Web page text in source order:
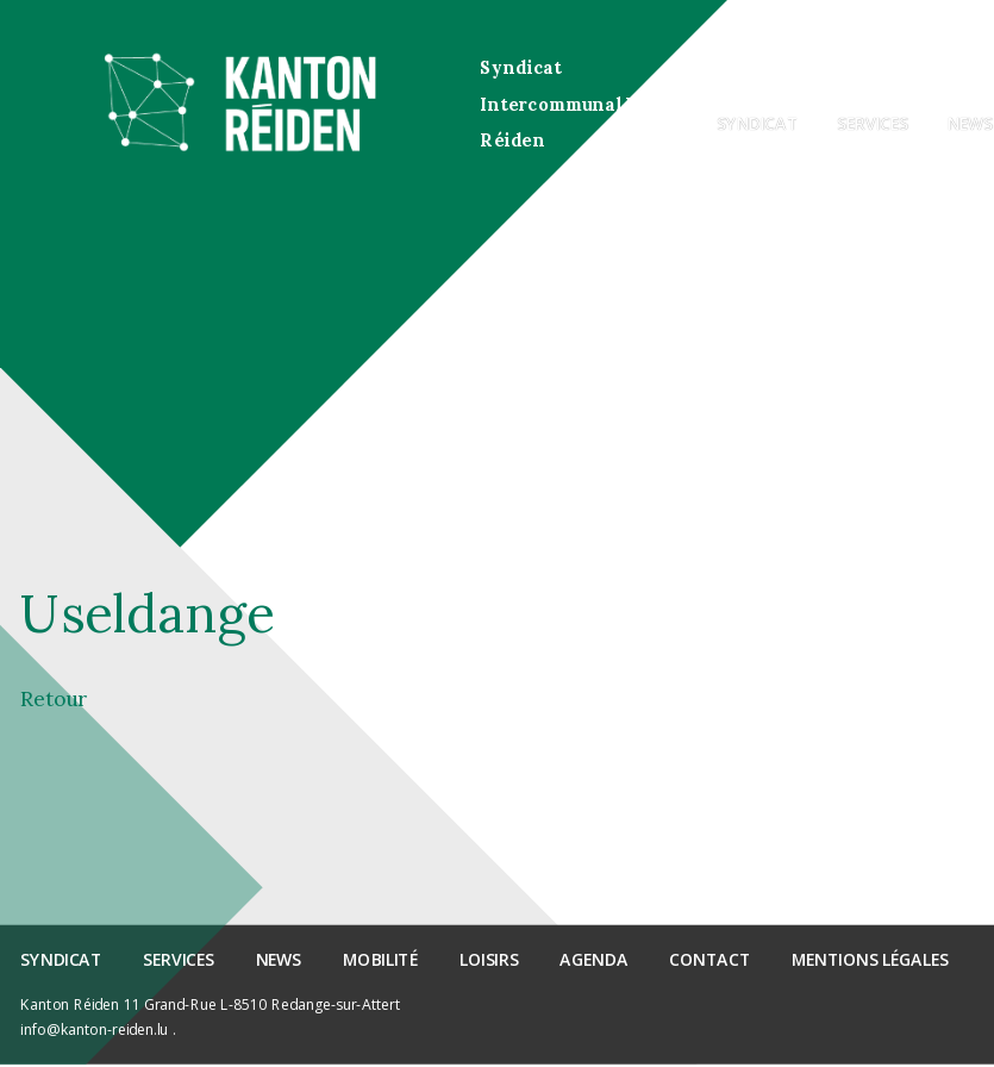
Syndicat
Intercommunal Kanton
Réiden
SYNDICAT SERVICES NEWS
Useldange
Retour
SYNDICAT SERVICES NEWS MOBILITÉ LOISIRS AGENDA CONTACT MENTIONS LÉGALES
Kanton Réiden 11 Grand-Rue L-8510 Redange-sur-Attert
info@kanton-reiden.lu .